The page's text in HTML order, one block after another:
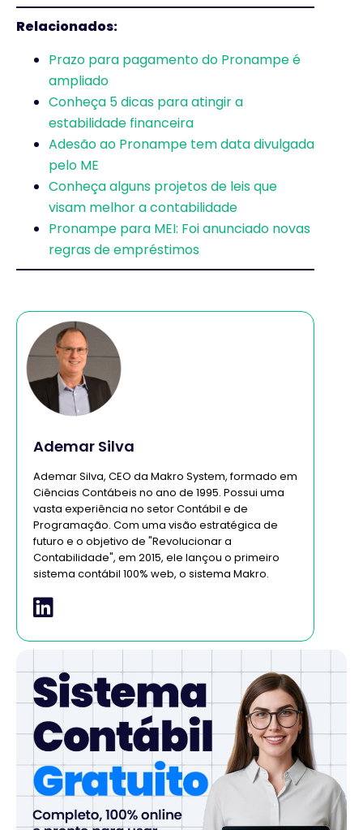
Relacionados:
Prazo para pagamento do Pronampe é
ampliado
Conheça 5 dicas para atingir a
estabilidade financeira
Adesão ao Pronampe tem data divulgada
pelo ME
Conheça alguns projetos de leis que
visam melhor a contabilidade
Pronampe para MEI: Foi anunciado novas
regras de empréstimos
Ademar Silva
Ademar Silva, CEO da Makro System, formado em
Ciências Contábeis no ano de 1995. Possui uma
vasta experiência no setor Contábil e de
Programação. Com uma visão estratégica de
futuro e o objetivo de "Revolucionar a
Contabilidade", em 2015, ele lançou o primeiro
sistema contábil 100% web, o sistema Makro.